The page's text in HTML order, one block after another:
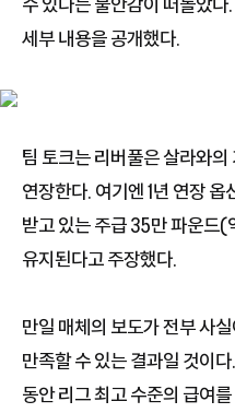
수 있다는 불안감이 떠돌았
세부 내용을 공개했다.
팀 토크는 리버풀은 살라와
연장한다. 여기엔 1년 연장 옵
받고 있는 주급 35만 파운드
유지된다고 주장했다.
만일 매체의 보도가 전부 사
만족할 수 있는 결과일 것이
동안 리그 최고 수준의 급여